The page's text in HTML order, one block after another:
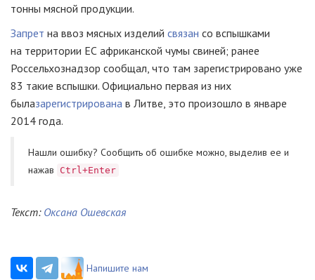
тонны мясной продукции.
Запрет на ввоз мясных изделий связан со вспышками
на территории ЕС африканской чумы свиней; ранее
Россельхознадзор сообщал, что там зарегистрировано уже
83 такие вспышки. Официально первая из них
былазарегистрирована в Литве, это произошло в январе
2014 года.
Нашли ошибку? Cообщить об ошибке можно, выделив ее и
нажав
Ctrl+Enter
Текст: Оксана Ошевская
Напишите нам